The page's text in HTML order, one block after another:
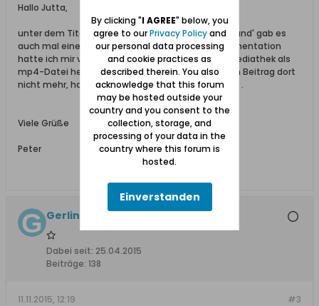
Hallo Jutta,
unter dem Titel 'Wolfskinder - Allein in fremdem Land' gab es
auch mal einen Beitrag bei ZDF-History. Die Dokumentation
hatte ich mir vor etlichen Monaten von der ZDF-Mediathek als
mp4-Datei herunter geladen. Aktuell finde ich den Beitrag dort
nicht mehr, habe ihn aber auf meiner Festplatte ... .
Viele Grüße
Peter
Gerlind
Dabei seit: 25.04.2015
Beiträge: 138
#3
11.11.2015, 12:19
By clicking "I AGREE" below, you
agree to ourPrivacy Policyand
our personal data processing
and cookie practices as
described therein. You also
acknowledge that this forum
may be hosted outside your
country and you consent to the
collection, storage, and
processing of your data in the
country where this forum is
hosted.
Einverstanden